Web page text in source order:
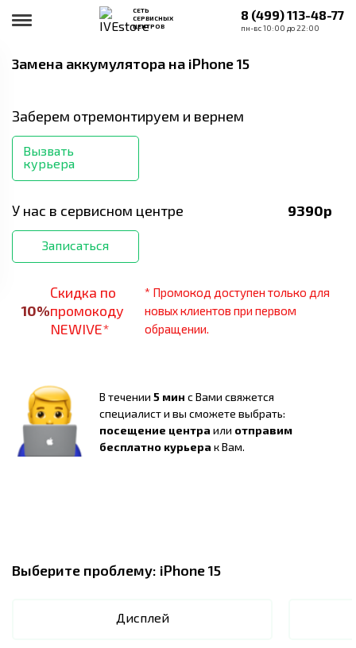
СЕТЬ
СЕРВИСНЫХ
ЦЕНТРОВ
8 (499) 113-48-77
пн-вс 10:00 до 22:00
Замена аккумулятора на iPhone 15
Заберем отремонтируем и вернем
Вызвать
курьера
У нас в сервисном центре 9390р
Записаться
10%
Скидка по
промокоду
NEWIVE*
* Промокод доступен только для
новых клиентов при первом
обращении.
В течении 5 мин с Вами свяжется
специалист и вы сможете выбрать:
посещение центра или отправим
бесплатно курьера к Вам.
Выберите проблему: iPhone 15
Дисплей